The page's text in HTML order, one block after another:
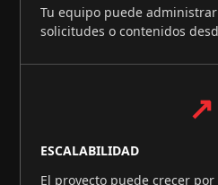
Tu equipo puede
solicitudes o contenidos
↗
ESCALABILIDAD
El proyecto puede crecer